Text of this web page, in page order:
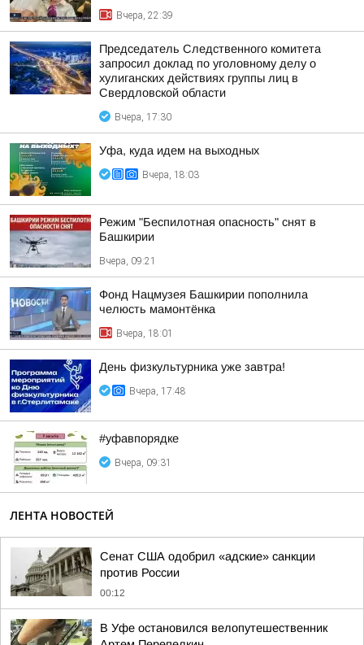
Вчера, 22:39
Председатель Следственного комитета
запросил доклад по уголовному делу о
хулиганских действиях группы лиц в
Свердловской области
Вчера, 17:30
Уфа, куда идем на выходных
Вчера, 18:03
Режим "Беспилотная опасность" снят в
Башкирии
Вчера, 09:21
Фонд Нацмузея Башкирии пополнила
челюсть мамонтёнка
Вчера, 18:01
День физкультурника уже завтра!
Вчера, 17:48
#уфавпорядке
Вчера, 09:31
ЛЕНТА НОВОСТЕЙ
Сенат США одобрил «адские» санкции
против России
00:12
В Уфе остановился велопутешественник